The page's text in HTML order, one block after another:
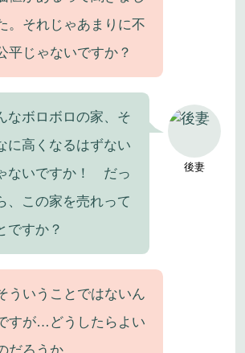
。それじゃあまりに不
平じゃないですか？
後妻
なボロボロの家、そ
に高くなるはずない
ないですか！ だっ
、この家を売れって
ですか？
ういうことではないん
すが…どうしたらよい